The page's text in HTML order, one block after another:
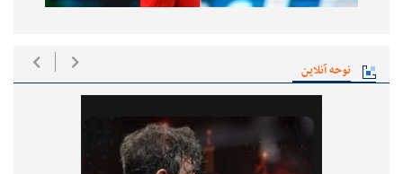
نوحه آنلاین